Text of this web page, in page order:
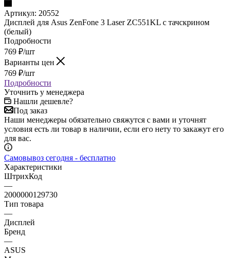
Артикул:
Дисплей для Asus ZenFone 3 Laser ZC551KL с тачскрином
(белый)
Подробности
769₽/шт
Варианты цен
769₽/шт
Подробности
Уточнить у менеджера
Нашли дешевле?
Под заказ
Наши менеджеры обязательно свяжутся с вами и уточнят
условия есть ли товар в наличии, если его нету то закажут его
для вас.
Самовывоз сегодня - бесплатно
Характеристики
ШтрихКод
—
2000000129730
Тип товара
—
Дисплей
Бренд
—
ASUS
Модель